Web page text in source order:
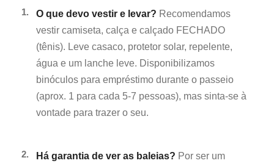
1. O que devo vestir e levar? Recomendamos
vestir camiseta, calça e calçado FECHADO
(tênis). Leve casaco, protetor solar, repelente,
água e um lanche leve. Disponibilizamos
binóculos para empréstimo durante o passeio
(aprox. 1 para cada 5-7 pessoas), mas sinta-se à
vontade para trazer o seu.
2. Há garantia de ver as baleias? Por ser um